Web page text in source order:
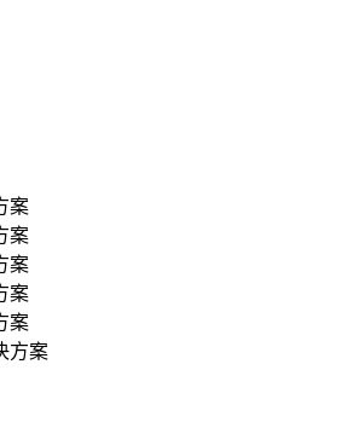
案
案
案
案
案
方案